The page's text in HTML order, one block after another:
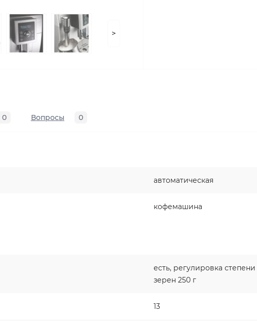
>
0 Вопросы 0
автоматическая
кофемашина
есть, регулировка
зерен 250 г
13